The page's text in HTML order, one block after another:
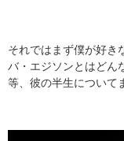
それではまず僕が好き
バ・エジソンとはどん
等、彼の半生について